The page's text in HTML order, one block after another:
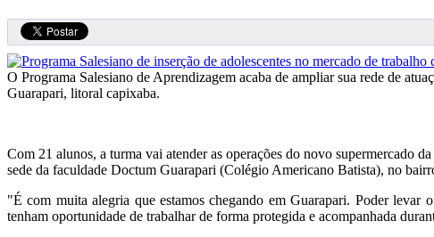
O Programa Salesiano de Aprendizagem acaba de ampliar sua rede de
Guarapari, litoral capixaba.
Com 21 alunos, a turma vai atender as operações do novo supermercado
sede da faculdade Doctum Guarapari (Colégio Americano Batista), no
"É com muita alegria que estamos chegando em Guarapari. Poder levar
tenham oportunidade de trabalhar de forma protegida e acompanhada